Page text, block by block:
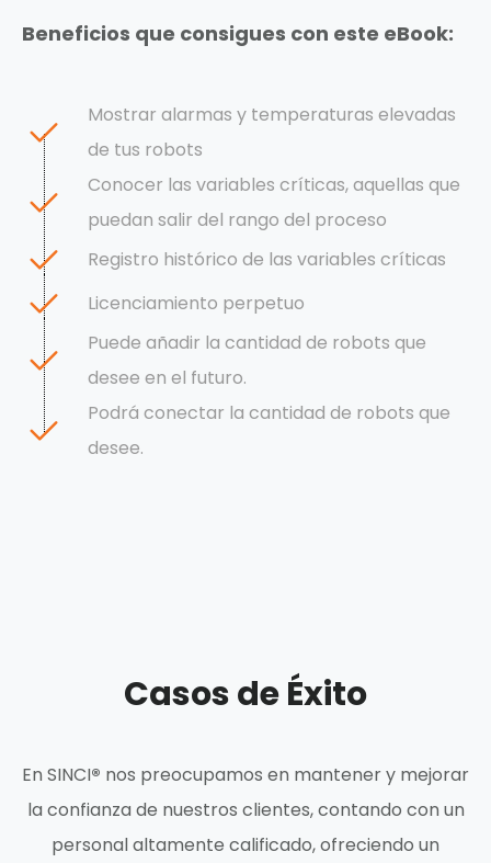
Beneficios que consigues con este eBook:
Mostrar alarmas y temperaturas elevadas
de tus robots
Conocer las variables críticas, aquellas que
puedan salir del rango del proceso
Registro histórico de las variables críticas
Licenciamiento perpetuo
Puede añadir la cantidad de robots que
desee en el futuro.
Podrá conectar la cantidad de robots que
desee.
Casos de Éxito
En SINCI® nos preocupamos en mantener y mejorar
la confianza de nuestros clientes, contando con un
personal altamente calificado, ofreciendo un